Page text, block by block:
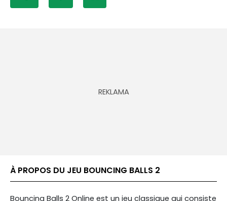
À PROPOS DU JEU BOUNCING BALLS 2
Bouncing Balls 2 Online est un jeu classique qui consiste